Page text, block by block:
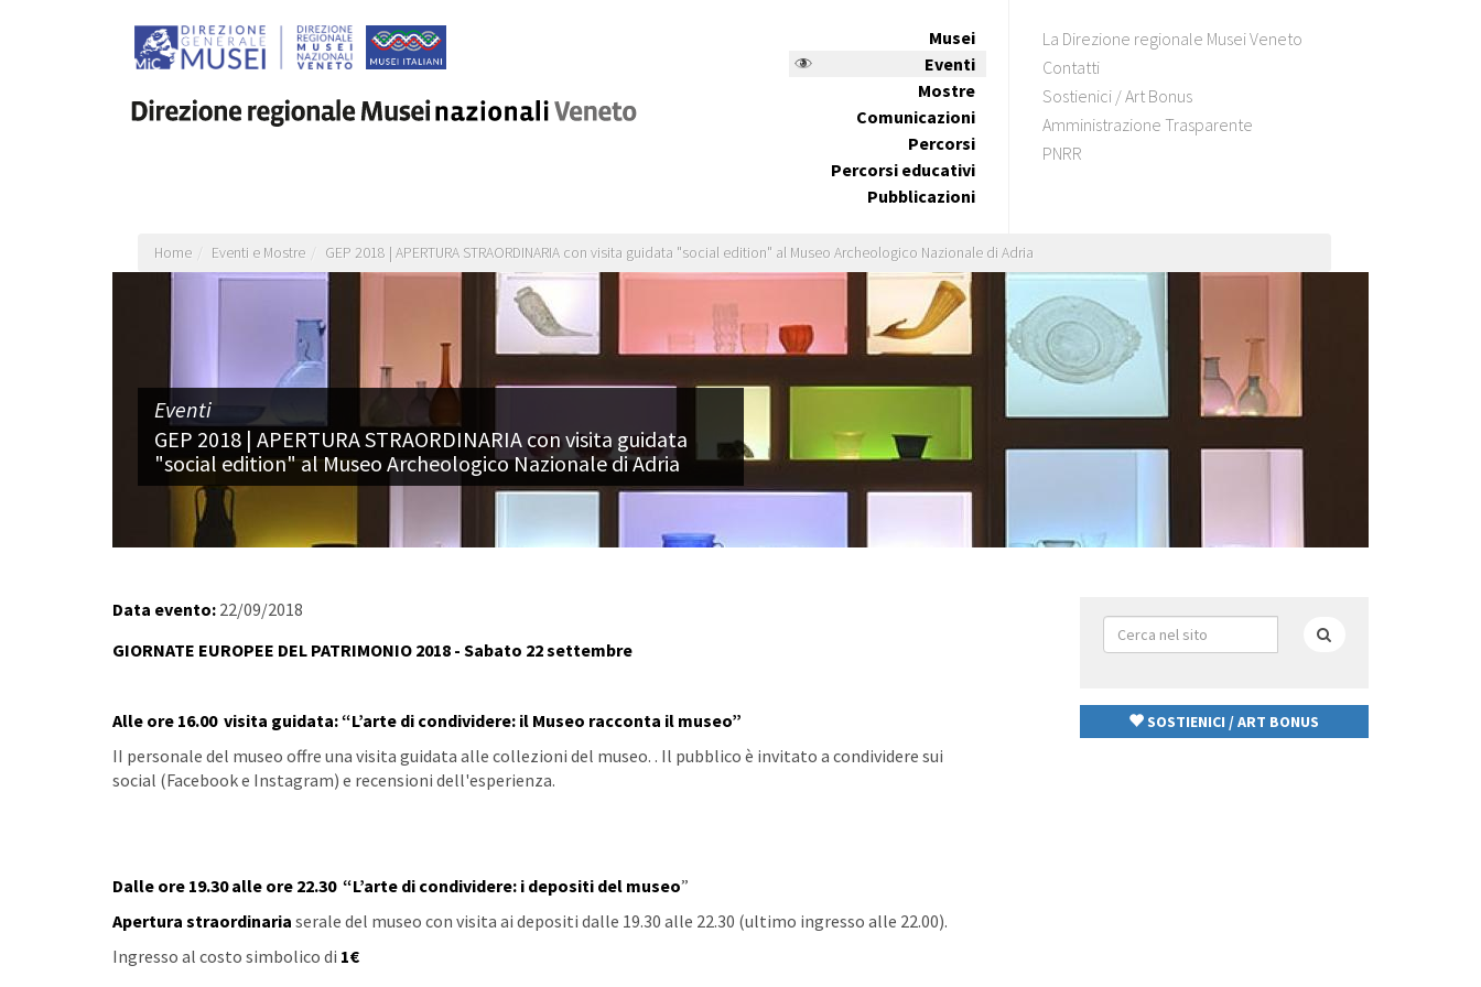
Musei
Eventi
Mostre
Comunicazioni
Percorsi
Percorsi educativi
Pubblicazioni
La Direzione regionale Musei Veneto
Contatti
Sostienici / Art Bonus
Amministrazione Trasparente
PNRR
Home Eventi e Mostre GEP 2018 | APERTURA STRAORDINARIA con visita guidata "social edition" al Museo Archeologico Nazionale di Adria
Eventi
GEP 2018 | APERTURA STRAORDINARIA con visita guidata
"social edition" al Museo Archeologico Nazionale di Adria
Data evento: 22/09/2018
GIORNATE EUROPEE DEL PATRIMONIO 2018 - Sabato 22 settembre
Alle ore 16.00 visita guidata: “L’arte di condividere: il Museo racconta il museo”
II personale del museo offre una visita guidata alle collezioni del museo. . Il pubblico è invitato a condividere sui
social (Facebook e Instagram) e recensioni dell'esperienza.
Dalle ore 19.30 alle ore 22.30 “L’arte di condividere: i depositi del museo”
Apertura straordinaria serale del museo con visita ai depositi dalle 19.30 alle 22.30 (ultimo ingresso alle 22.00).
Ingresso al costo simbolico di 1€
Form
di
SOSTIENICI / ART BONUS